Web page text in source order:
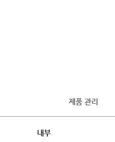
제품 관리
내부